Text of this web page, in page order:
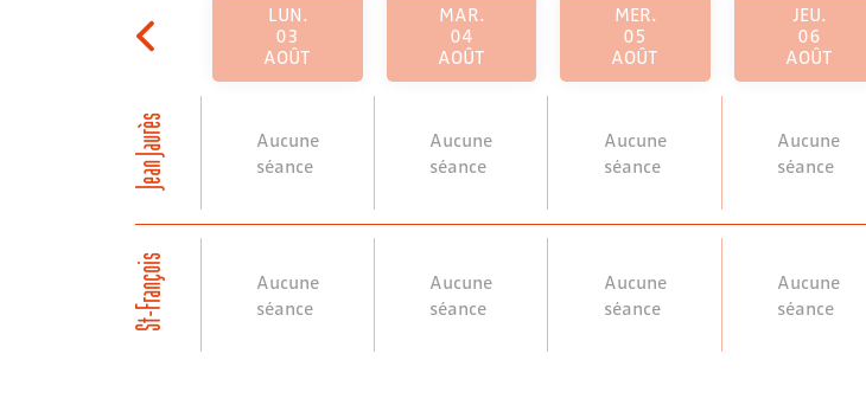
Jean Jaurès
St-François
LUN.
03
AOÛT
Aucune
séance
Aucune
séance
MAR.
04
AOÛT
Aucune
séance
Aucune
séance
MER.
05
AOÛT
Aucune
séance
Aucune
séance
JEU.
06
AOÛT
Aucune
séance
Aucune
séance